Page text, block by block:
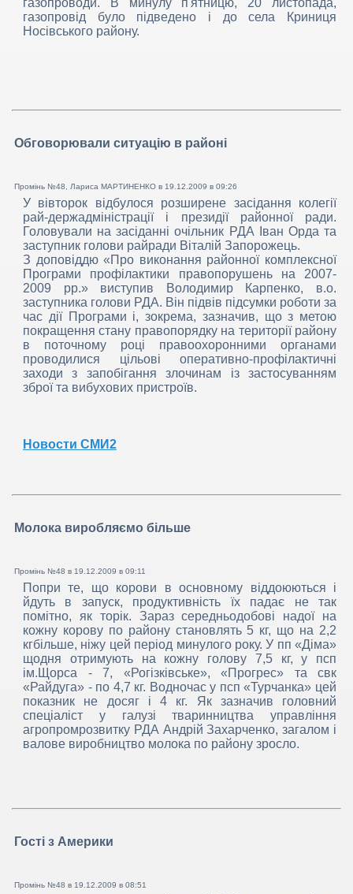
газопроводи. В минулу п'ятницю, 20 листопада,
газопровід було підведено і до села Криниця
Носівського району.
Обговорювали ситуацію в районі
Промінь №48, Лариса МАРТИНЕНКО в 19.12.2009 в 09:26
У вівторок відбулося розширене засідання колегії
рай-держадміністрації і президії районної ради.
Головували на засіданні очільник РДА Іван Орда та
заступник голови райради Віталій Запорожець.
З доповіддю «Про виконання районної комплексної
Програми профілактики правопорушень на 2007-
2009 рр.» виступив Володимир Карпенко, в.о.
заступника голови РДА. Він підвів підсумки роботи за
час дії Програми і, зокрема, зазначив, що з метою
покращення стану правопорядку на території району
в поточному році правоохоронними органами
проводилися цільові оперативно-профілактичні
заходи з запобігання злочинам із застосуванням
зброї та вибухових пристроїв.
Новости СМИ2
Молока виробляємо більше
Промінь №48 в 19.12.2009 в 09:11
Попри те, що корови в основному віддоюються і
йдуть в запуск, продуктивність їх падає не так
помітно, як торік. Зараз середньодобові надої на
кожну корову по району становлять 5 кг, що на 2,2
кгбільше, ніжу цей період минулого року. У пп «Діма»
щодня отримують на кожну голову 7,5 кг, у псп
ім.Щорса - 7, «Рогізківське», «Прогрес» та свк
«Райдуга» - по 4,7 кг. Водночас у псп «Турчанка» цей
показник не досяг і 4 кг. Як зазначив головний
спеціаліст у галузі тваринництва управління
агропромрозвитку РДА Андрій Захарченко, загалом і
валове виробництво молока по району зросло.
Гості з Америки
Промінь №48 в 19.12.2009 в 08:51